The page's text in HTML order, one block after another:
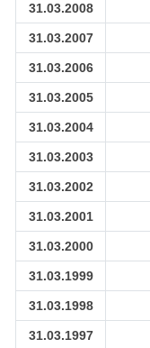
31.03.2008
31.03.2007
31.03.2006
31.03.2005
31.03.2004
31.03.2003
31.03.2002
31.03.2001
31.03.2000
31.03.1999
31.03.1998
31.03.1997